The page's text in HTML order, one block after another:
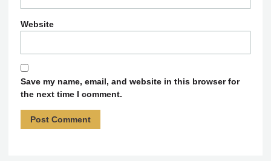
Website
Save my name, email, and website in this browser for
the next time I comment.